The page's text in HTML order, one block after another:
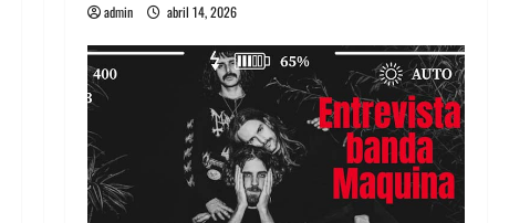
admin abril 14, 2026